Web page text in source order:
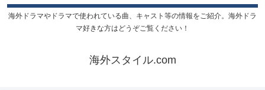
海外ドラマやドラマで使われている曲、キャスト等の情報をご紹介。海外ドラ
マ好きな方はどうぞご覧ください！
海外スタイル.com